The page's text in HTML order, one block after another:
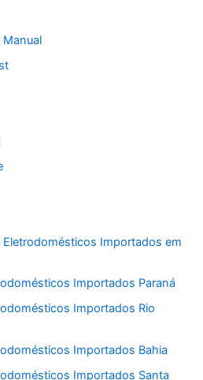
Manual
Importados em
Importados Paraná
Importados Rio
Importados Bahia
Importados Santa